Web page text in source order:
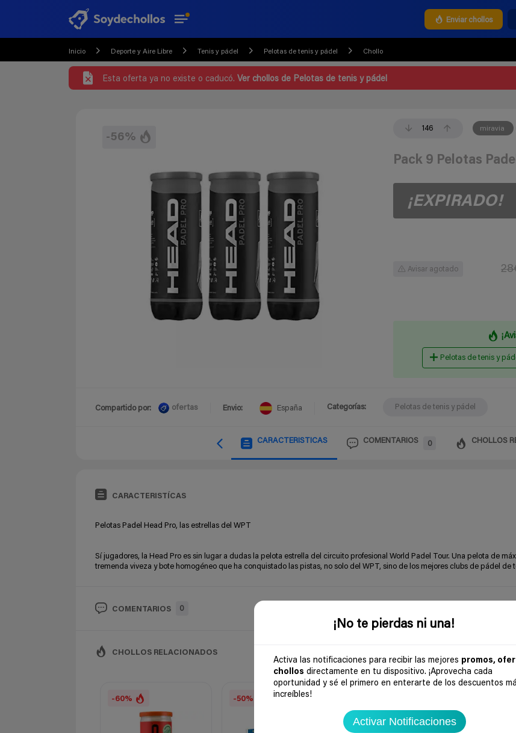
¡No te pierdas ni una!
Activa las notificaciones para recibir las mejores promos,
chollos directamente en tu dispositivo. ¡Aprovecha cada
oportunidad y sé el primero en enterarte de los descuentos
increíbles!
Activar Notificaciones
Enviar chollos
Inicio Deporte y Aire Libre Tenis y pádel Pelotas de tenis y pádel Chollo
Esta oferta ya no existe o caducó. Ver chollos de Pelotas de tenis y pádel
-56%
146 miravia
Pack 9 Pelotas
¡EXPIRADO!
Avisar agotado
Pelotas de tenis y
Compartido por: ofertas Envio: España Categorías: Pelotas de tenis y pádel
CARACTERISTICAS COMENTARIOS 0 CHOLLOS
CARACTERISTÍCAS
Pelotas Padel Head Pro, las estrellas del WPT
Sí jugadores, la Head Pro es sin lugar a dudas la pelota estrella del circuito profesional World Padel Tour. Una pelota de
tremenda viveza y bote homogéneo que ha conquistado las pistas, no solo del WPT, sino de los mejores clubs de pádel de
COMENTARIOS 0
CHOLLOS RELACIONADOS
-60% -50%